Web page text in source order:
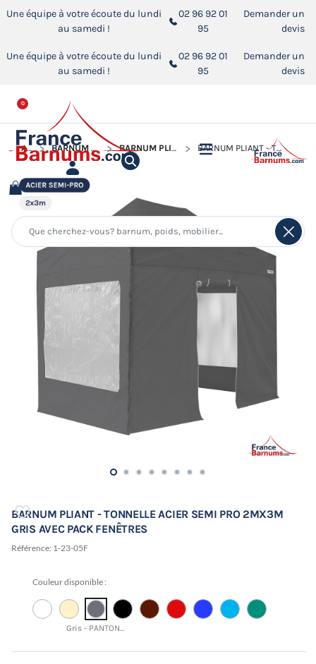
Une équipe à votre écoute du lundi
au samedi !
02 96 92 01
95
Demander un
devis
Une équipe à votre écoute du lundi
au samedi !
02 96 92 01
95
Demander un
devis
0
ACCUEIL BARNUM PLIANT - TONNELLE ACIER SEMI PRO BARNUM PLIANT - TONNELLE ACIER SEMI PRO 2MX3M BARNUM PLIANT - TONNELLE ACIER SEMI PRO 2MX3M GRIS AVEC PACK FENÊTRES
BARNUM PLIANT - TONNELLE ACIER SEMI PRO 2MX3M
GRIS AVEC PACK FENÊTRES
Référence: 1-23-05F
Couleur disponible :
Gris - PANTONE 18-4005 TCX